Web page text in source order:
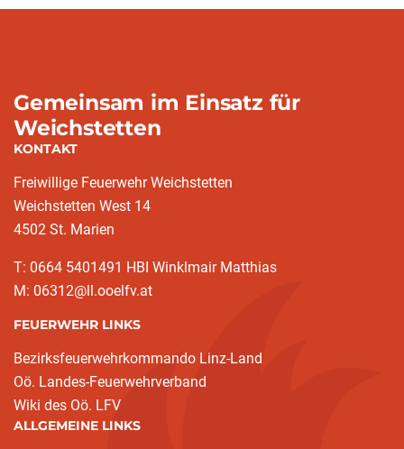
Gemeinsam im Einsatz für
Weichstetten
KONTAKT
Freiwillige Feuerwehr Weichstetten
Weichstetten West 14
4502 St. Marien
T: 0664 5401491 HBI Winklmair Matthias
M: 06312@ll.ooelfv.at
FEUERWEHR LINKS
Bezirksfeuerwehrkommando Linz-Land
Oö. Landes-Feuerwehrverband
Wiki des Oö. LFV
ALLGEMEINE LINKS